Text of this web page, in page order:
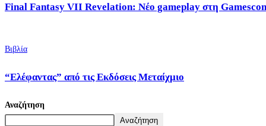
Final Fantasy VII Revelation: Νέο gameplay στη
Βιβλία
“Ελέφαντας” από τις Εκδόσεις Μεταίχμιο
Αναζήτηση
Αναζήτηση